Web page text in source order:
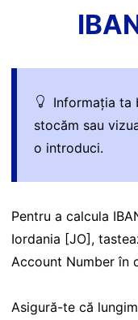
Informația ta
stocăm sau
o introduci.
Pentru a calcula
Iordania [JO],
Account Number în
Asigură-te că